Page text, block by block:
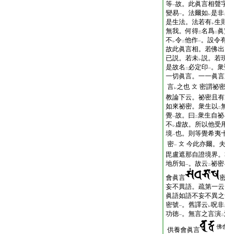
等一故。此眞言相聲
變易一。法爾如 レ是非
是生法。法若有レ生
無我。何得三名爲二
不 レ令二他作一。設令
故此眞言相。若佛出
已説。若未レ説。若
是故名 二 必定印一。
一切眞言。一一眞
言レ之也 文 密謂祕
教論下云。祕密且有
如來祕密。衆生以 二
覺一故。曰 二衆生自祕
不 レ虚故。所以他受
境一也。則等覺希夷
密一 文 今此亦爾。
毘盧遮那自證境界
地所知一。故云 二祕密
會眞言
妄不異語。疏第一
眞語如語不妄不異
密號一。舊譯云 レ呪非
功徳一。無言之言演二
供養會眞言 佛